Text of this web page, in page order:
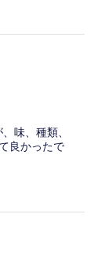
味、種類、
良かったで